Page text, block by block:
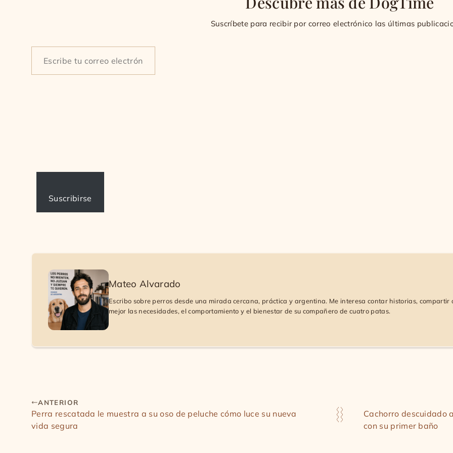
Suscríbete para recibir por correo electrónico las últimas
your
email…
Suscribirse
Mateo Alvarado
Escribo sobre perros desde una mirada cercana, práctica y argentina. Me interesa contar historias,
mejor las necesidades, el comportamiento y el bienestar de su compañero de cuatro patas.
ANTERIOR
Perra rescatada le muestra a su oso de peluche cómo luce su nueva
vida segura
Cachorro descuidado
con su primer baño